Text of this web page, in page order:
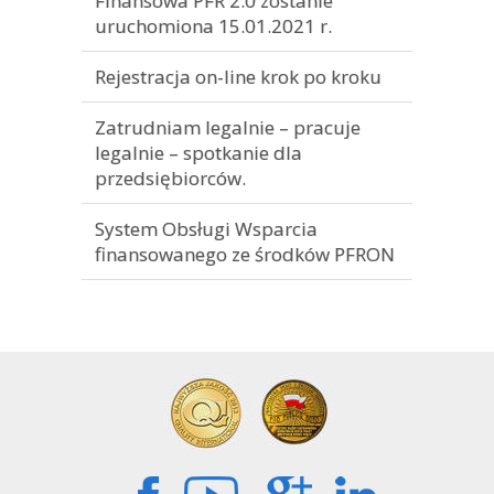
uruchomiona 15.01.2021 r.
Rejestracja on-line krok po kroku
Zatrudniam legalnie – pracuje
legalnie – spotkanie dla
przedsiębiorców.
System Obsługi Wsparcia
finansowanego ze środków PFRON